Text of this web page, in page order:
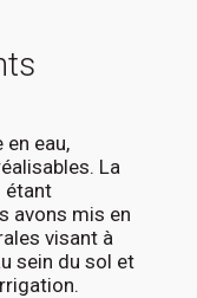
eau,
La
étant
avons mis en
visant à
sein du sol et